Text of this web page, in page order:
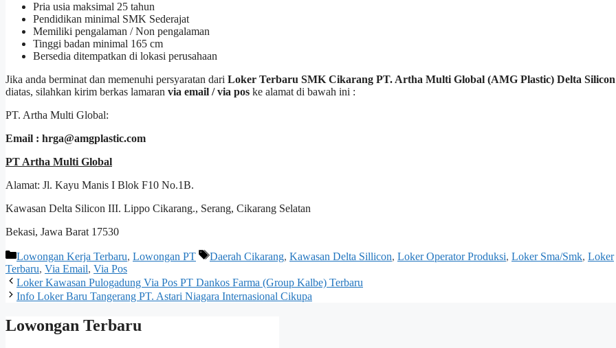
Pria usia maksimal 25 tahun
Pendidikan minimal SMK Sederajat
Memiliki pengalaman / Non pengalaman
Tinggi badan minimal 165 cm
Bersedia ditempatkan di lokasi perusahaan
Jika anda berminat dan memenuhi persyaratan dari Loker Terbaru SMK Cikarang PT. Artha Multi Global (AMG Plastic) Delta Silicon
diatas, silahkan kirim berkas lamaran via email / via pos ke alamat di bawah ini :
PT. Artha Multi Global:
Email : hrga@amgplastic.com
PT Artha Multi Global
Alamat: Jl. Kayu Manis I Blok F10 No.1B.
Kawasan Delta Silicon III. Lippo Cikarang., Serang, Cikarang Selatan
Bekasi, Jawa Barat 17530
Kategori
Lowongan Kerja Terbaru, Lowongan PT Tag
Daerah Cikarang, Kawasan Delta Sillicon, Loker Operator Produksi, Loker Sma/Smk, Loker
Terbaru, Via Email, Via Pos
Loker Kawasan Pulogadung Via Pos PT Dankos Farma (Group Kalbe) Terbaru
Info Loker Baru Tangerang PT. Astari Niagara Internasional Cikupa
Lowongan Terbaru